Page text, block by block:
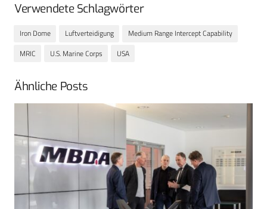
Verwendete Schlagwörter
Iron Dome Luftverteidigung
Medium Range Intercept Capability
MRIC
U.S. Marine Corps USA
Ähnliche Posts